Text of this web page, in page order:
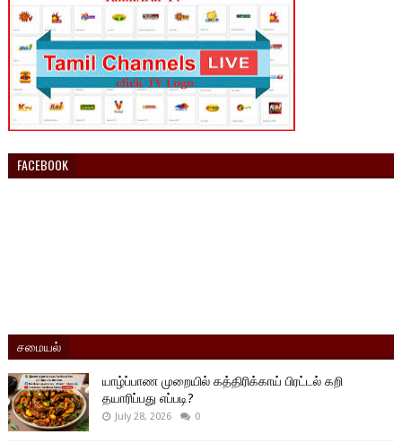
FACEBOOK
சமையல்
யாழ்ப்பாண முறையில் கத்திரிக்காய் பிரட்டல் கறி
தயாரிப்பது எப்படி?
July 28, 2026 0